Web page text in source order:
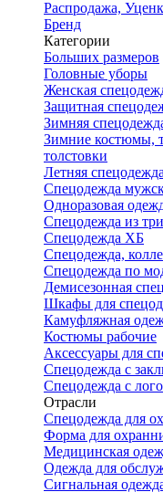
Распродажа,
Бренд
Категории
Больших размеров
Головные уборы
Женская
Защитная
Зимняя
Зимние костюмы,
толстовки
Летняя спецодежда
Спецодежда
Одноразовая
Спецодежда из
Спецодежда ХБ
Спецодежда,
Спецодежда по
Демисезонная
Шкафы для
Камуфляжная
Костюмы рабочие
Аксессуары для
Спецодежда с
Спецодежда с
Отрасли
Спецодежда для
Форма для
Медицинская
Одежда для
Сигнальная